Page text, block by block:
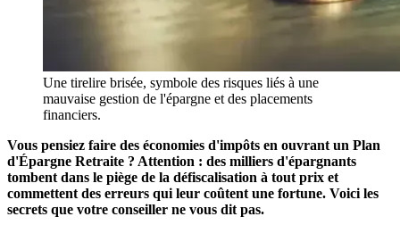
Une tirelire brisée, symbole des risques liés à une
mauvaise gestion de l'épargne et des placements
financiers.
Vous pensiez faire des économies d'impôts en ouvrant un Plan
d'Épargne Retraite ? Attention : des milliers d'épargnants
tombent dans le piège de la défiscalisation à tout prix et
commettent des erreurs qui leur coûtent une fortune. Voici les
secrets que votre conseiller ne vous dit pas.